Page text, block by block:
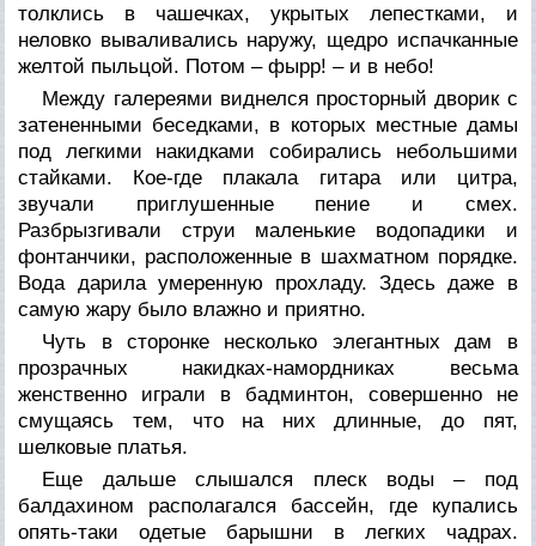
толклись в чашечках, укрытых лепестками, и
неловко вываливались наружу, щедро испачканные
желтой пыльцой. Потом – фырр! – и в небо!
Между галереями виднелся просторный дворик с
затененными беседками, в которых местные дамы
под легкими накидками собирались небольшими
стайками. Кое-где плакала гитара или цитра,
звучали приглушенные пение и смех.
Разбрызгивали струи маленькие водопадики и
фонтанчики, расположенные в шахматном порядке.
Вода дарила умеренную прохладу. Здесь даже в
самую жару было влажно и приятно.
Чуть в сторонке несколько элегантных дам в
прозрачных накидках-намордниках весьма
женственно играли в бадминтон, совершенно не
смущаясь тем, что на них длинные, до пят,
шелковые платья.
Еще дальше слышался плеск воды – под
балдахином располагался бассейн, где купались
опять-таки одетые барышни в легких чадрах.